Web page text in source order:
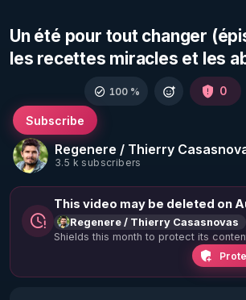
Un été pour tout changer
les recettes miracles et les
Regenere / Thierry
3.5 k subscribers
Subscribe
100 % 0
This video may be deleted on
Regenere / Thierry Casasnovas
Shields this month to protect its